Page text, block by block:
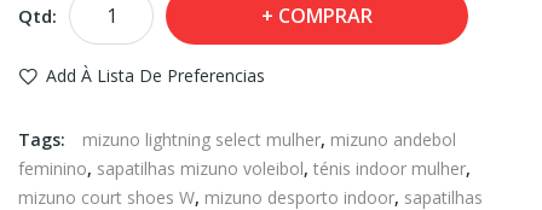
Qtd: COMPRAR
Add À Lista De Preferencias
Tags: mizuno lightning select mulher, mizuno andebol
feminino, sapatilhas mizuno voleibol, ténis indoor mulher,
mizuno court shoes W, mizuno desporto indoor, sapatilhas